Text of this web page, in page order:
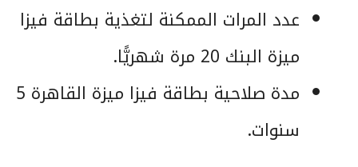
عدد المرات الممكنة لتغذية بطاقة فيزا
ميزة البنك 20 مرة شهريًّا.
مدة صلاحية بطاقة فيزا ميزة القاهرة 5
سنوات.